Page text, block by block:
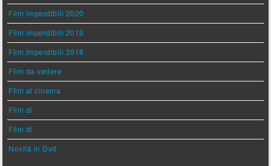
Film imperdibili 2020
Film imperdibili 2019
Film imperdibili 2018
Film da vedere
Film al cinema
Film di
Film di
Novità in Dvd